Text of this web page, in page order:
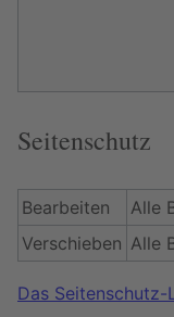
Seitenschutz
Bearbeiten
Alle
Verschieben Alle
Das Seitenschutz-